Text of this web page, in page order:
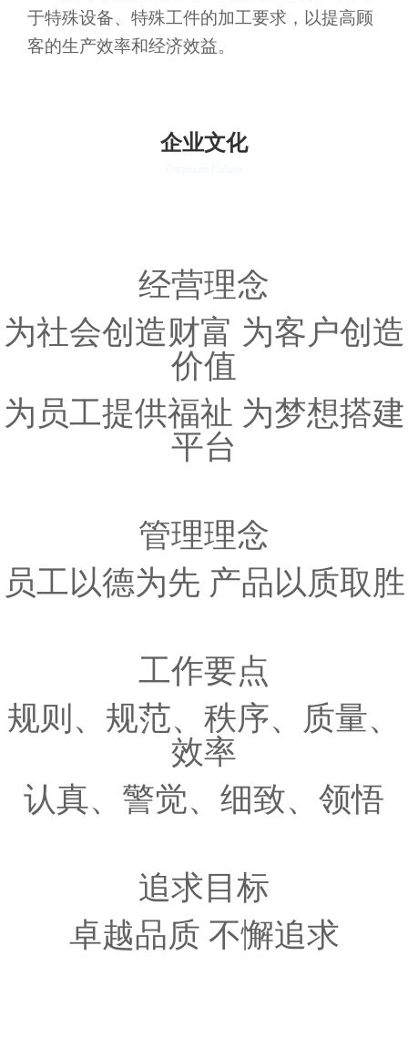
于特殊设备、特殊工件的加工要求，以提高顾
客的生产效率和经济效益。
企业文化
经营理念
为社会创造财富 为客户创造
价值
为员工提供福祉 为梦想搭建
平台
管理理念
员工以德为先 产品以质取胜
工作要点
规则、规范、秩序、质量、
效率
认真、警觉、细致、领悟
追求目标
卓越品质 不懈追求